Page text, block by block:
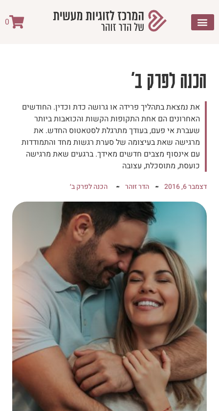
0
הכנה לפרק ב'
את נמצאת בתהליך פרידה או גרושה כדת וכדין. החודשים
האחרונים הם אחת התקופות הקשות והכואבות ביותר
שעברת אי פעם, בעודך מתרגלת לסטאטוס החדש. את
מרגישה שאת בעיצומה של סערת רגשות מחד והתמודדות
עם אינסוף מצבים חדשים מאידך. ברגעים שאת מרגישה
כועסת, מתוסכלת, עצובה
דצמבר 6, 2016 הדר זוהר הכנה לפרק ב׳